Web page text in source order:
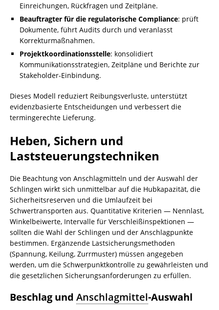
Einreichungen, Rückfragen und Zeitpläne.
Beauftragter für die regulatorische Compliance: prüft
Dokumente, führt Audits durch und veranlasst
Korrekturmaßnahmen.
Projektkoordinationsstelle: konsolidiert
Kommunikationsstrategien, Zeitpläne und Berichte zur
Stakeholder-Einbindung.
Dieses Modell reduziert Reibungsverluste, unterstützt
evidenzbasierte Entscheidungen und verbessert die
termingerechte Lieferung.
Heben, Sichern und
Laststeuerungstechniken
Die Beachtung von Anschlagmitteln und der Auswahl der
Schlingen wirkt sich unmittelbar auf die Hubkapazität, die
Sicherheitsreserven und die Umlaufzeit bei
Schwertransporten aus. Quantitative Kriterien — Nennlast,
Winkelbeiwerte, Intervalle für Verschleißinspektionen —
sollten die Wahl der Schlingen und der Anschlagpunkte
bestimmen. Ergänzende Lastsicherungsmethoden
(Spannung, Keilung, Zurrmuster) müssen angegeben
werden, um die Schwerpunktkontrolle zu gewährleisten und
die gesetzlichen Sicherungsanforderungen zu erfüllen.
Beschlag und Anschlagmittel-Auswahl